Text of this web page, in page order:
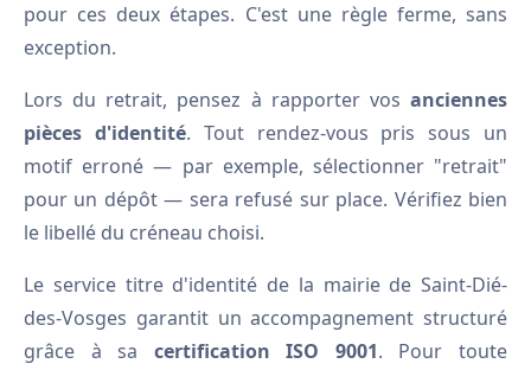
pour ces deux étapes. C'est une règle ferme, sans
exception.
Lors du retrait, pensez à rapporter vos anciennes
pièces d'identité. Tout rendez-vous pris sous un
motif erroné — par exemple, sélectionner "retrait"
pour un dépôt — sera refusé sur place. Vérifiez bien
le libellé du créneau choisi.
Le service titre d'identité de la mairie de Saint-Dié-
des-Vosges garantit un accompagnement structuré
grâce à sa certification ISO 9001. Pour toute